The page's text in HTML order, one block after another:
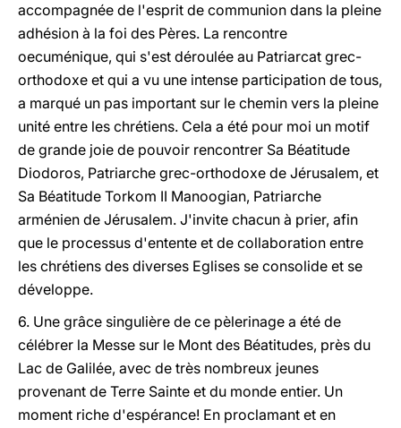
accompagnée de l'esprit de communion dans la pleine
adhésion à la foi des Pères. La rencontre
oecuménique, qui s'est déroulée au Patriarcat grec-
orthodoxe et qui a vu une intense participation de tous,
a marqué un pas important sur le chemin vers la pleine
unité entre les chrétiens. Cela a été pour moi un motif
de grande joie de pouvoir rencontrer Sa Béatitude
Diodoros, Patriarche grec-orthodoxe de Jérusalem, et
Sa Béatitude Torkom II Manoogian, Patriarche
arménien de Jérusalem. J'invite chacun à prier, afin
que le processus d'entente et de collaboration entre
les chrétiens des diverses Eglises se consolide et se
développe.
6. Une grâce singulière de ce pèlerinage a été de
célébrer la Messe sur le Mont des Béatitudes, près du
Lac de Galilée, avec de très nombreux jeunes
provenant de Terre Sainte et du monde entier. Un
moment riche d'espérance! En proclamant et en